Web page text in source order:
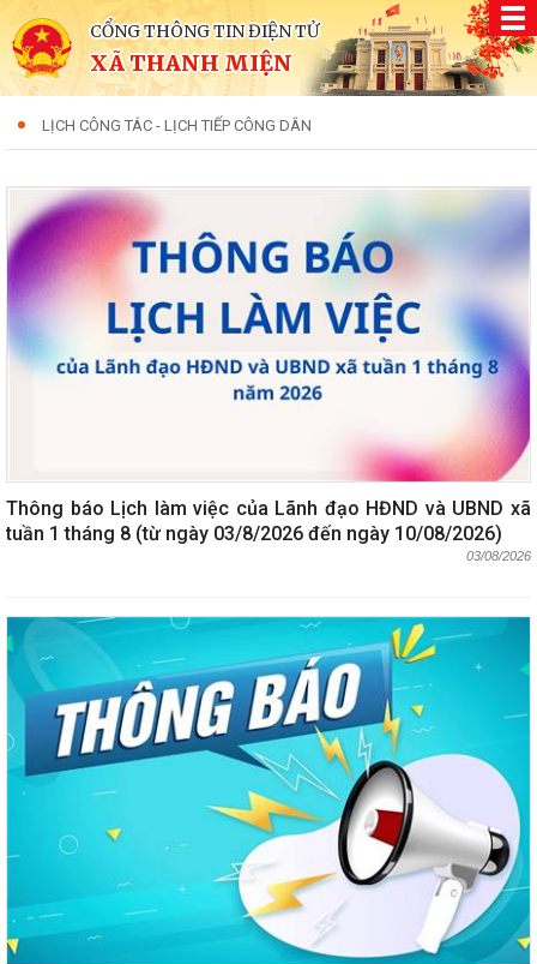
CỔNG THÔNG TIN ĐIỆN TỬ
XÃ THANH MIỆN
LỊCH CÔNG TÁC - LỊCH TIẾP CÔNG DÂN
Thông báo Lịch làm việc của Lãnh đạo HĐND và UBND xã
tuần 1 tháng 8 (từ ngày 03/8/2026 đến ngày 10/08/2026)
03/08/2026